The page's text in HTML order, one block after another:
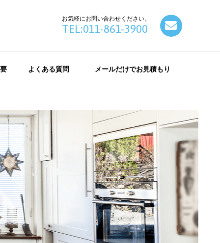
お気軽にお問い合わせください。
TEL:011-861-3900
よくある質問 メールだけでお見積もり